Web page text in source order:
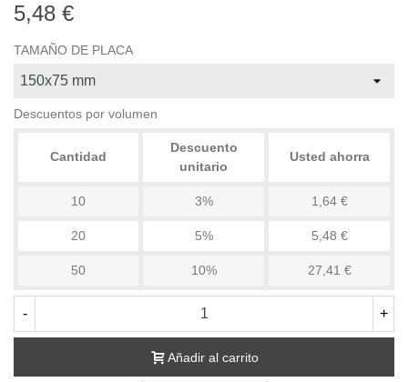
5,48 €
TAMAÑO DE PLACA
Descuentos por volumen
Cantidad
Descuento
unitario
Usted ahorra
10 3% 1,64 €
20 5% 5,48 €
50 10% 27,41 €
- +
Añadir al carrito